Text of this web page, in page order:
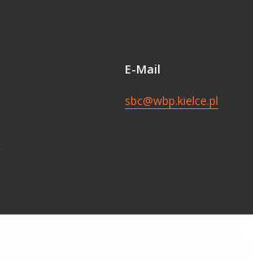
E-Mail
sbc@wbp.kielce.pl